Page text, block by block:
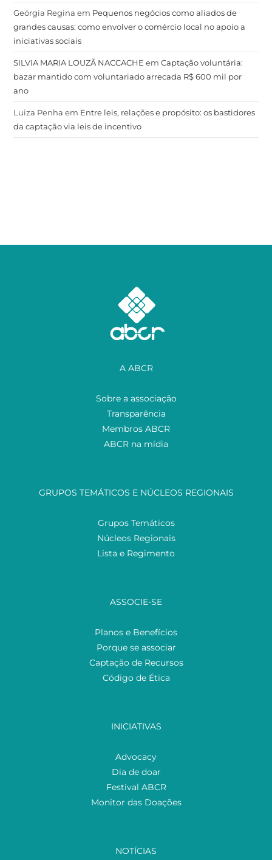
Geórgia Regina em Pequenos negócios como aliados de
grandes causas: como envolver o comércio local no apoio a
iniciativas sociais
SILVIA MARIA LOUZÃ NACCACHE emCaptação voluntária:
bazar mantido com voluntariado arrecada R$ 600 mil por
ano
Luiza Penha em Entre leis, relações e propósito: os bastidores
da captação via leis de incentivo
A ABCR
Sobre a associação
Transparência
Membros ABCR
ABCR na mídia
GRUPOS TEMÁTICOS E NÚCLEOS REGIONAIS
Grupos Temáticos
Núcleos Regionais
Lista e Regimento
ASSOCIE-SE
Planos e Benefícios
Porque se associar
Captação de Recursos
Código de Ética
INICIATIVAS
Advocacy
Dia de doar
Festival ABCR
Monitor das Doações
NOTÍCIAS